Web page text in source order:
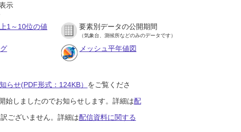
示
1～10位の値 要素別データの公開期間
（気象台、測候所などのみのデータです）
メッシュ平年値図
らせ(PDF形式：124KB） をご覧くださ
始しましたのでお知らせします。詳細は配
ございません。詳細は配信資料に関する